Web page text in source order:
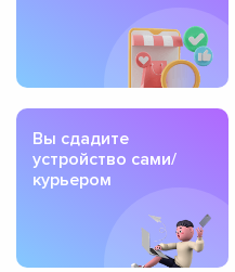
Вы сдадите
устройство сами/
курьером